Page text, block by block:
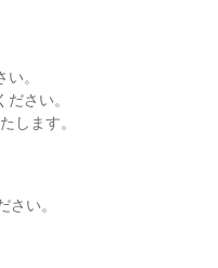
。
さい。
します。
い。